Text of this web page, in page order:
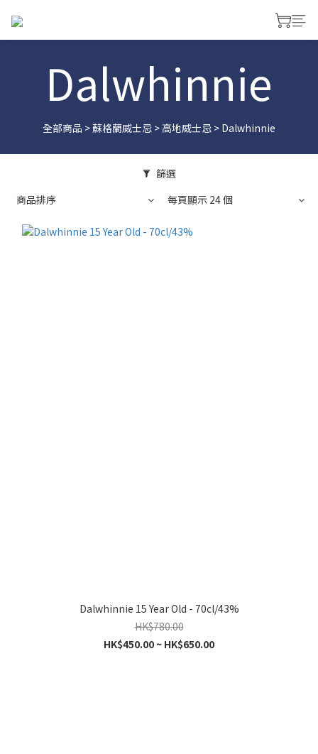
Dalwhinnie
全部商品 >蘇格蘭威士忌 > 高地威士忌 > Dalwhinnie
篩選
商品排序
每頁顯示 24 個
Dalwhinnie 15 Year Old - 70cl/43%
HK$780.00
HK$450.00 ~ HK$650.00